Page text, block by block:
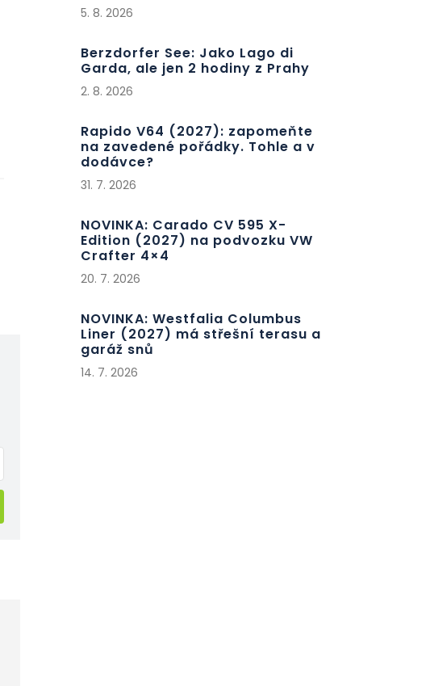
5. 8. 2026
Berzdorfer See: Jako Lago di
Garda, ale jen 2 hodiny z Prahy
2. 8. 2026
Rapido V64 (2027): zapomeňte
na zavedené pořádky. Tohle a v
dodávce?
31. 7. 2026
NOVINKA: Carado CV 595 X-
Edition (2027) na podvozku VW
Crafter 4×4
20. 7. 2026
NOVINKA: Westfalia Columbus
Liner (2027) má střešní terasu a
garáž snů
14. 7. 2026